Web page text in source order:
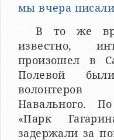
мы вчера писали
В то же
известно,
произошел в
Полевой
Навального.
«Парк
задержали за